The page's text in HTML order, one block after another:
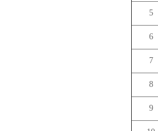
5
6
7
8
9